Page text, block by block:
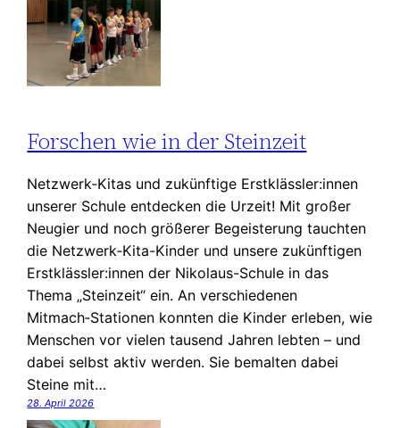
Forschen wie in der Steinzeit
Netzwerk‑Kitas und zukünftige Erstklässler:innen
unserer Schule entdecken die Urzeit! Mit großer
Neugier und noch größerer Begeisterung tauchten
die Netzwerk‑Kita-Kinder und unsere zukünftigen
Erstklässler:innen der Nikolaus-Schule in das
Thema „Steinzeit“ ein. An verschiedenen
Mitmach‑Stationen konnten die Kinder erleben, wie
Menschen vor vielen tausend Jahren lebten – und
dabei selbst aktiv werden. Sie bemalten dabei
Steine mit…
28. April 2026